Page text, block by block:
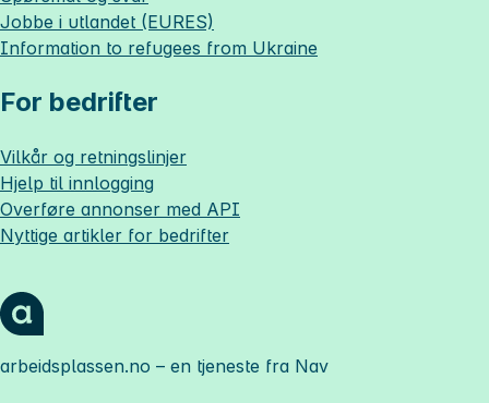
Jobbe i utlandet (EURES)
Information to refugees from Ukraine
For bedrifter
Vilkår og retningslinjer
Hjelp til innlogging
Overføre annonser med API
Nyttige artikler for bedrifter
arbeidsplassen.no – en tjeneste fra Nav